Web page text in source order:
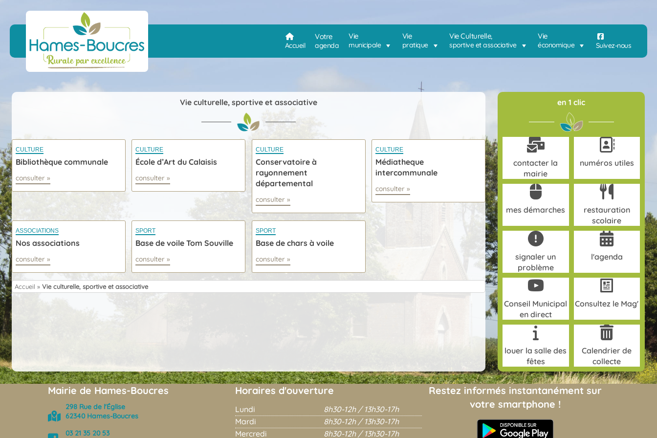
Skip
Accueil
Votre
agenda
Vie
municipale
Vie
pratique
Vie Culturelle,
sportive et associative
Vie
économique Suivez-nous
Vie culturelle, sportive et associative
CULTURE
Bibliothèque communale
consulter »
CULTURE
École d’Art du Calaisis
consulter »
CULTURE
Conservatoire à
rayonnement
départemental
consulter »
CULTURE
Médiatheque
intercommunale
consulter »
ASSOCIATIONS
Nos associations
consulter »
SPORT
Base de voile Tom Souville
consulter »
SPORT
Base de chars à voile
consulter »
Accueil » Vie culturelle, sportive et associative
en 1 clic
contacter la
mairie
numéros utiles
mes démarches
restauration
scolaire
signaler un
problème
l'agenda
Conseil Municipal
en direct
Consultez le Mag'
louer la salle des
fêtes
Calendrier de
collecte
Mairie de Hames-Boucres
298 Rue de l'Église
62340 Hames-Boucres
(opens in new tab)
03 21 35 20 53
Horaires d'ouverture
Lundi
8h30-12h / 13h30-17h
Mardi
8h30-12h / 13h30-17h
Mercredi
8h30-12h / 13h30-17h
Restez informés instantanément sur
votre smartphone !